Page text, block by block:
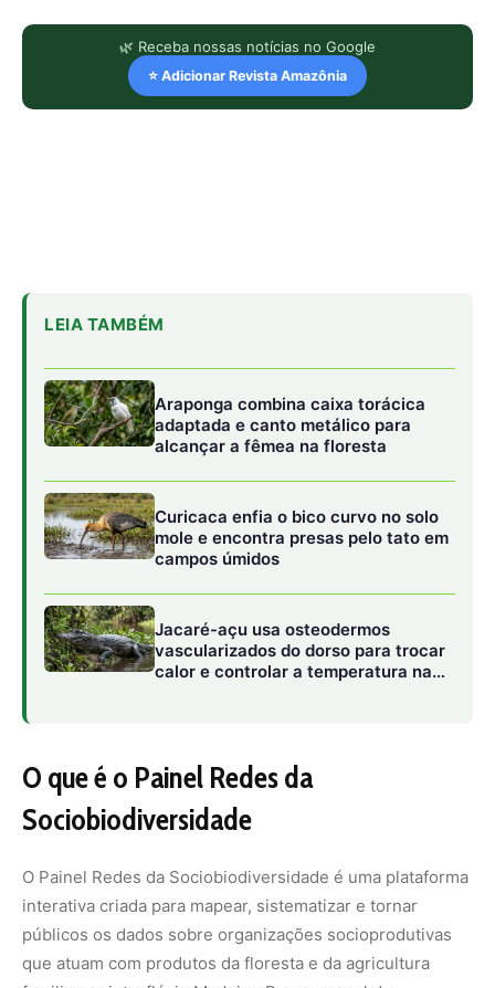
🌿 Receba nossas notícias no Google
⭐ Adicionar Revista Amazônia
LEIA TAMBÉM
Araponga combina caixa torácica
adaptada e canto metálico para
alcançar a fêmea na floresta
Curicaca enfia o bico curvo no solo
mole e encontra presas pelo tato em
campos úmidos
Jacaré-açu usa osteodermos
vascularizados do dorso para trocar
calor e controlar a temperatura na
O que é o Painel Redes da
Sociobiodiversidade
O Painel Redes da Sociobiodiversidade é uma plataforma
interativa criada para mapear, sistematizar e tornar
públicos os dados sobre organizações socioprodutivas
que atuam com produtos da floresta e da agricultura